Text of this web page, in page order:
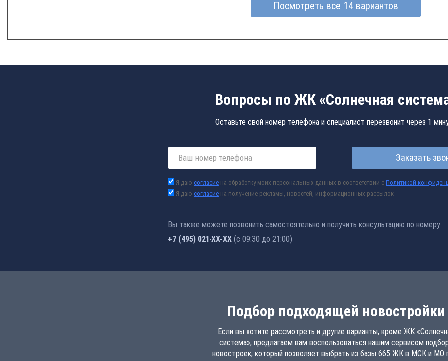
Посмотреть все 14 вариантов
Вопросы по ЖК «Солнечная
Оставьте свой номер телефона и специалист перезвонит через 1
Заказать
Я даю согласие на обработку моих персональных данных в соответствии с Политикой
Я даю согласие на получение рекламы, новостей, информационных рассылок
Вы также можете позвонить самостоятельно и получить консультацию по номеру
+7 (495) 021-41-76 (с 09:30 до 21:00)
Подбор подходящей новостройки
Если вы хотите рассмотреть и другие варианты, кроме ЖК
система», предлагаем вам воспользоваться нашим сервисом
новостроек, который позволяет выбрать из базы 665 ЖК в МСК и МО